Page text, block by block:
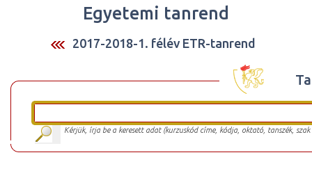
Egyetemi tanrend
2017-2018-1. félév ETR-tanrend
Kérjük, írja be a keresett adat (kurzuskód címe, kódja, oktató, tanszék,